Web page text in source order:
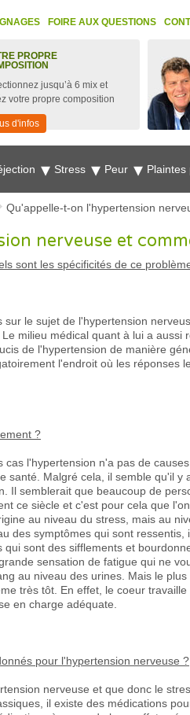
FOIRE AUX QUESTIONS
PROPRE
jusqu’à 6 mix et
votre propre composition
d'infos
Stress Peur Plaintes
Qu'appelle-t-on l'hypertension
nerveuse et
sont les spécificités de ce
le sujet de l'hypertension
milieu médical quant à lui a
de l'hypertension de manière
l'endroit où les réponses
?
l'hypertension n'a pas de
santé. Malgré cela, il semble qu'il
Il semblerait que beaucoup de
ce siècle et c'est pour cela que
au niveau du stress, mais au
des symptômes qui sont
sont des sifflements et
sensation de fatigue qui ne
au niveau des urines. Mais le
très tôt. En effet, le coeur
en charge adéquate.
pour l'hypertension nerveuse ?
nerveuse et que donc le
il existe des médications